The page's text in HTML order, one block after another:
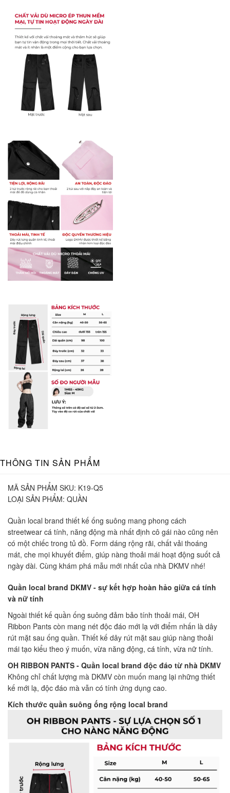
THÔNG TIN SẢN PHẨM
MÃ SẢN PHẨM SKU: K19-Q5
LOẠI SẢN PHẨM: QUẦN
Quần local brand thiết kế ống suông mang phong cách
streetwear cá tính, năng động mà nhất định cô gái nào cũng nên
có một chiếc trong tủ đồ. Form dáng rộng rãi, chất vải thoáng
mát, che mọi khuyết điểm, giúp nàng thoải mái hoạt động suốt cả
ngày dài. Cùng khám phá mẫu mới nhất của nhà DKMV nhé!
Quần local brand DKMV - sự kết hợp hoàn hảo giữa cá tính
và nữ tính
Ngoài thiết kế quần ống suông đảm bảo tính thoải mái, OH
Ribbon Pants còn mang nét độc đáo mới lạ với điểm nhấn là dây
rút mặt sau ống quần. Thiết kế dây rút mặt sau giúp nàng thoải
mái tạo kiểu theo ý muốn, vừa năng động, cá tính, vừa nữ tính.
OH RIBBON PANTS - Quần local brand độc đáo từ nhà DKMV
Không chỉ chất lượng mà DKMV còn muốn mang lại những thiết
kế mới lạ, độc đáo mà vẫn có tính ứng dụng cao.
Kích thước quần suông ống rộng local brand